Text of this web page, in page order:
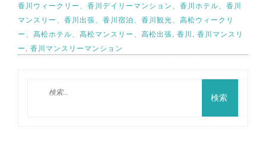
香川ウィークリー、香川デイリーマンション、香川ホテル、香川
マンスリー、香川出張、香川宿泊、香川観光、高松ウィークリ
ー、高松ホテル、高松マンスリー、高松出張, 香川 , 香川マンスリ
ー , 香川マンスリーマンション